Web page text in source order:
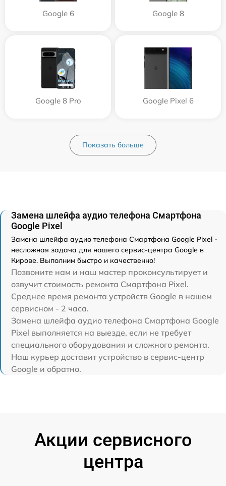
Google 6 Google 8
Google 8 Pro Google Pixel 6
Показать больше
Замена шлейфа аудио телефона Смартфона
Google Pixel
Замена шлейфа аудио телефона Смартфона Google Pixel -
несложная задача для нашего сервис-центра Google в
Кирове. Выполним быстро и качественно!
Позвоните нам и наш мастер проконсультирует и
озвучит стоимость ремонта Смартфона Pixel.
Среднее время ремонта устройств Google в нашем
сервисном - 2 часа.
Замена шлейфа аудио телефона Смартфона Google
Pixel выполняется на выезде, если не требует
специального оборудования и сложного ремонта.
Наш курьер доставит устройство в сервис-центр
Google и обратно.
Акции сервисного
центра